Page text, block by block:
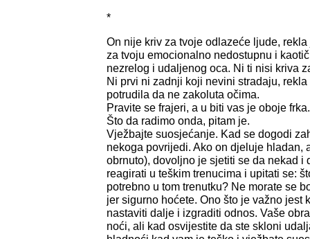
*
On nije kriv za tvoje odlazeće ljude,
za tvoju emocionalno nedostupnu i
nezrelog i udaljenog oca. Ni ti nisi kriva
Ni prvi ni zadnji koji nevini stradaju,
potrudila da ne zakoluta očima.
Pravite se frajeri, a u biti vas je oboje frka.
Što da radimo onda, pitam je.
Vježbajte suosjećanje. Kad se dogodi
nekoga povrijedi. Ako on djeluje hladan,
obrnuto), dovoljno je sjetiti se da nekad i
reagirati u teškim trenucima i upitati se:
potrebno u tom trenutku? Ne morate se
jer sigurno hoćete. Ono što je važno jest
nastaviti dalje i izgraditi odnos. Vaše
noći, ali kad osvijestite da ste skloni